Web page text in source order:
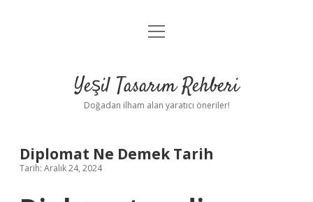
Anasayfa
Yasal Uyarı
menüyü
Yeşil Tasarım Rehberi
Doğadan ilham alan yaratıcı öneriler!
Diplomat Ne Demek Tarih
Tarih: Aralık 24, 2024